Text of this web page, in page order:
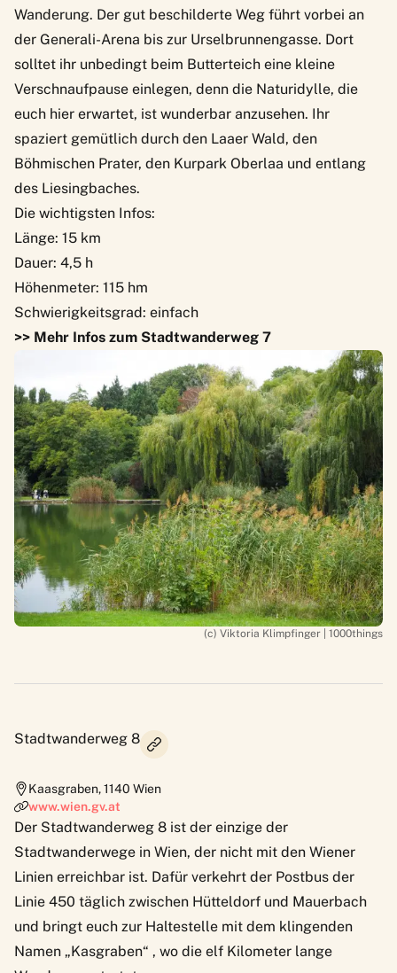
Wanderung. Der gut beschilderte Weg führt vorbei an
der Generali-Arena bis zur Urselbrunnengasse. Dort
solltet ihr unbedingt beim Butterteich eine kleine
Verschnaufpause einlegen, denn die Naturidylle, die
euch hier erwartet, ist wunderbar anzusehen. Ihr
spaziert gemütlich durch den Laaer Wald, den
Böhmischen Prater, den Kurpark Oberlaa und entlang
des Liesingbaches.
Die wichtigsten Infos:
Länge: 15 km
Dauer: 4,5 h
Höhenmeter: 115 hm
Schwierigkeitsgrad: einfach
>> Mehr Infos zum Stadtwanderweg 7
(c) Viktoria Klimpfinger | 1000things
Stadtwanderweg 8
Kaasgraben,1140 Wien
www.wien.gv.at
Der Stadtwanderweg 8 ist der einzige der
Stadtwanderwege in Wien, der nicht mit den Wiener
Linien erreichbar ist. Dafür verkehrt der Postbus der
Linie 450 täglich zwischen Hütteldorf und Mauerbach
und bringt euch zur Haltestelle mit dem klingenden
Namen „Kasgraben“ , wo die elf Kilometer lange